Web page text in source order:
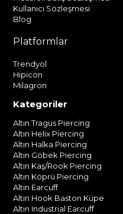
Kullanıcı Sözleşmesi
Blog
Platformlar
Trendyol
Hipicon
Milagron
Kategoriler
Altın Tragus Piercing
Altın Helix Piercing
Altın Halka Piercing
Altın Göbek Piercing
Altın Kaş/Rook Piercing
Altın Köprü Piercing
Altın Earcuff
Altın Hook Baston Küpe
Altın Industrial Earcuff